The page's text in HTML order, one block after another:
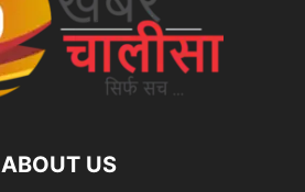
ABOUT US